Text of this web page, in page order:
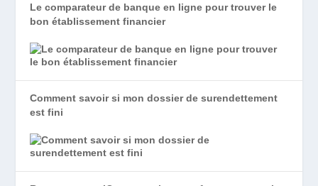
Le comparateur de banque en ligne pour trouver le
bon établissement financier
Comment savoir si mon dossier de surendettement
est fini